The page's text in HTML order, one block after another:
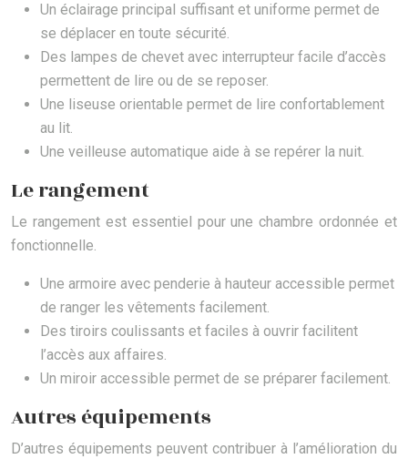
Un éclairage principal suffisant et uniforme permet de
se déplacer en toute sécurité.
Des lampes de chevet avec interrupteur facile d’accès
permettent de lire ou de se reposer.
Une liseuse orientable permet de lire confortablement
au lit.
Une veilleuse automatique aide à se repérer la nuit.
Le rangement
Le rangement est essentiel pour une chambre ordonnée et
fonctionnelle.
Une armoire avec penderie à hauteur accessible permet
de ranger les vêtements facilement.
Des tiroirs coulissants et faciles à ouvrir facilitent
l’accès aux affaires.
Un miroir accessible permet de se préparer facilement.
Autres équipements
D’autres équipements peuvent contribuer à l’amélioration du